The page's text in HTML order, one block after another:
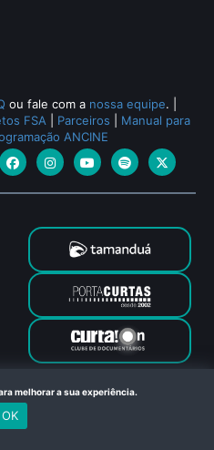
ou fale com a nossa equipe.
FSA Parceiros
Manual para
ANCINE
reservados. Feito com
Janeiro
melhorar a sua experiência.
OK